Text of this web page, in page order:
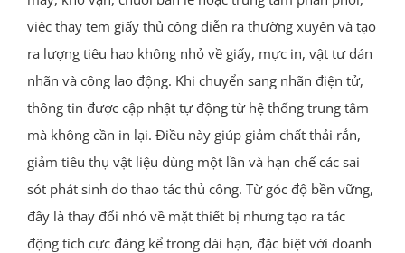
việc thay tem giấy thủ công diễn ra thường xuyên và tạo
ra lượng tiêu hao không nhỏ về giấy, mực in, vật tư dán
nhãn và công lao động. Khi chuyển sang nhãn điện tử,
thông tin được cập nhật tự động từ hệ thống trung tâm
mà không cần in lại. Điều này giúp giảm chất thải rắn,
giảm tiêu thụ vật liệu dùng một lần và hạn chế các sai
sót phát sinh do thao tác thủ công. Từ góc độ bền vững,
đây là thay đổi nhỏ về mặt thiết bị nhưng tạo ra tác
động tích cực đáng kể trong dài hạn, đặc biệt với doanh